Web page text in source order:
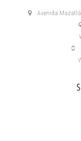
Avenida Mazatlán